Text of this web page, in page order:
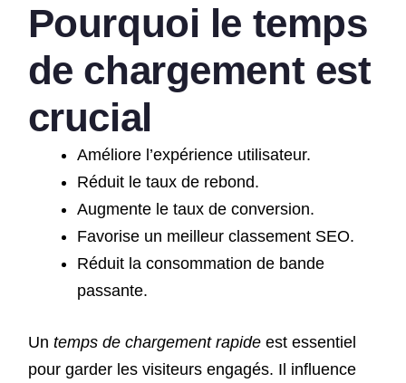
Pourquoi le temps
de chargement est
crucial
Améliore l’expérience utilisateur.
Réduit le taux de rebond.
Augmente le taux de conversion.
Favorise un meilleur classement SEO.
Réduit la consommation de bande
passante.
Un temps de chargement rapideest essentiel
pour garder les visiteurs engagés. Il influence